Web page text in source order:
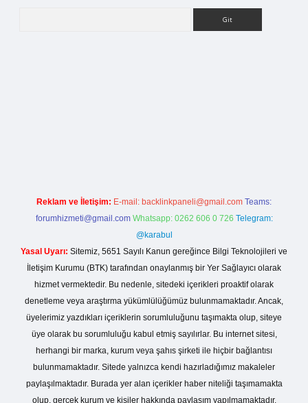
Reklam ve İletişim: E-mail: backlinkpaneli@gmail.com Teams:
forumhizmeti@gmail.com Whatsapp: 0262 606 0 726 Telegram:
@karabul
Yasal Uyarı: Sitemiz, 5651 Sayılı Kanun gereğince Bilgi Teknolojileri ve
İletişim Kurumu (BTK) tarafından onaylanmış bir Yer Sağlayıcı olarak
hizmet vermektedir. Bu nedenle, sitedeki içerikleri proaktif olarak
denetleme veya araştırma yükümlülüğümüz bulunmamaktadır. Ancak,
üyelerimiz yazdıkları içeriklerin sorumluluğunu taşımakta olup, siteye
üye olarak bu sorumluluğu kabul etmiş sayılırlar. Bu internet sitesi,
herhangi bir marka, kurum veya şahıs şirketi ile hiçbir bağlantısı
bulunmamaktadır. Sitede yalnızca kendi hazırladığımız makaleler
paylaşılmaktadır. Burada yer alan içerikler haber niteliği taşımamakta
olup, gerçek kurum ve kişiler hakkında paylaşım yapılmamaktadır.